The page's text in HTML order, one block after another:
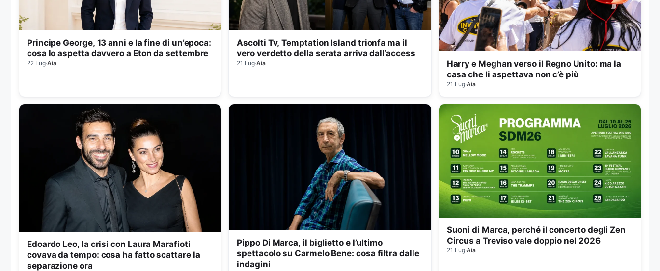
Principe George, 13 anni e la fine di un’epoca:
cosa lo aspetta davvero a Eton da settembre
22 Lug·Aia
Ascolti Tv, Temptation Island trionfa ma il
vero verdetto della serata arriva dall’access
21 Lug·Aia
Harry e Meghan verso il Regno Unito: ma la
casa che li aspettava non c’è più
21 Lug·Aia
Edoardo Leo, la crisi con Laura Marafioti
covava da tempo: cosa ha fatto scattare la
separazione ora
Pippo Di Marca, il biglietto e l’ultimo
spettacolo su Carmelo Bene: cosa filtra dalle
indagini
Suoni di Marca, perché il concerto degli Zen
Circus a Treviso vale doppio nel 2026
21 Lug·Aia